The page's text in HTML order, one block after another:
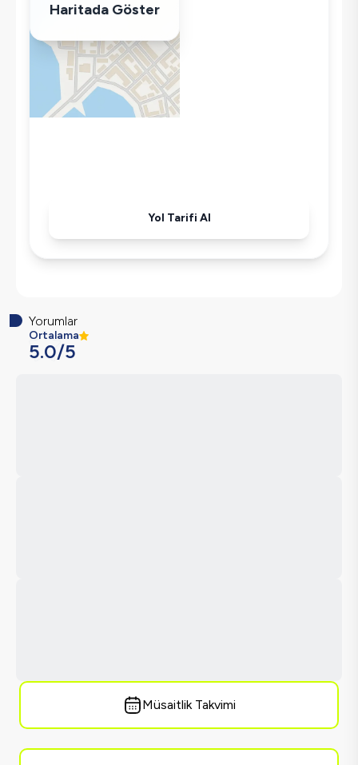
Wifi / İnternet
Tost Makinesi
Kettle
Ütü
Haritada Göster
Yol Tarifi Al
Yorumlar
Ortalama
5.0/5
Müsaitlik Takvimi